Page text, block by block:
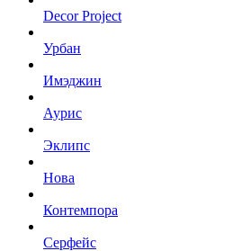
Decor Project
Урбан
Имэджин
Аурис
Эклипс
Нова
Контемпора
Серфейс